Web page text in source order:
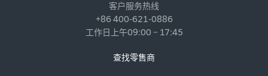
客户服务热线
+86 400-621-0886
工作日上午09:00 ~ 17:45
查找零售商